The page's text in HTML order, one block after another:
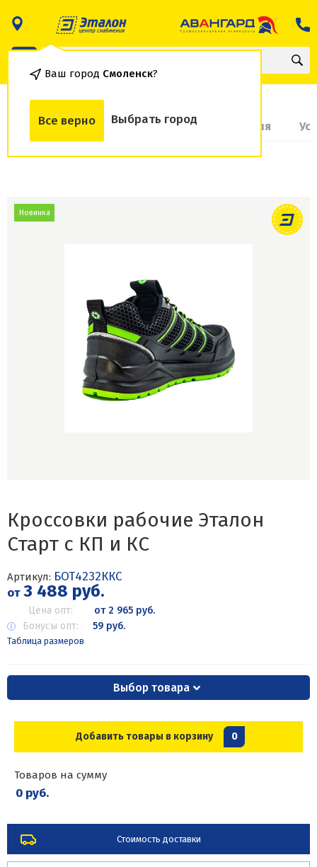
Ваш город Смоленск?
Все верно Выбрать город
О товаре Доставка и оплата Гарантия
Новинка
Кроссовки рабочие Эталон
Старт с КП и КС
Артикул: БОТ4232ККС
от3 488 руб.
Цена опт:
от 2 965 руб.
Бонусы опт:
59 руб.
Таблица размеров
Выбор товара
Добавить товары в корзину 0
Товаров на сумму
0 руб.
Стоимость доставки